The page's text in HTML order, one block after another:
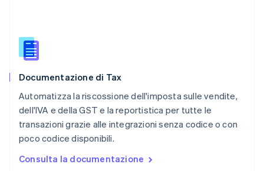
Documentazione di Tax
Automatizza la riscossione dell'imposta sulle vendite,
dell'IVA e della GST e la reportistica per tutte le
transazioni grazie alle integrazioni senza codice o con
poco codice disponibili.
Consulta la documentazione
English
Singapore
Slovacchia
English
Slovenia
Spagna
EspañolEnglish
English Español简体中文